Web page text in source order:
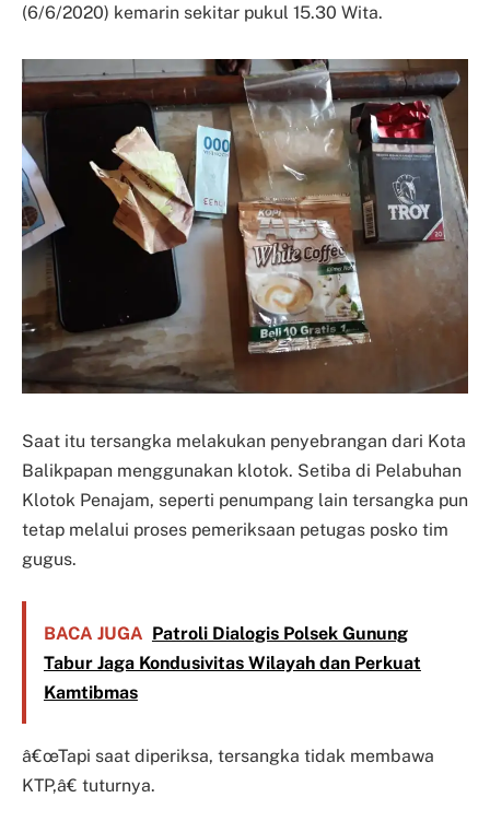
(6/6/2020) kemarin sekitar pukul 15.30 Wita.
Saat itu tersangka melakukan penyebrangan dari Kota
Balikpapan menggunakan klotok. Setiba di Pelabuhan
Klotok Penajam, seperti penumpang lain tersangka pun
tetap melalui proses pemeriksaan petugas posko tim
gugus.
BACA JUGA Patroli Dialogis Polsek Gunung
Tabur Jaga Kondusivitas Wilayah dan Perkuat
Kamtibmas
â€œTapi saat diperiksa, tersangka tidak membawa
KTP,â€ tuturnya.